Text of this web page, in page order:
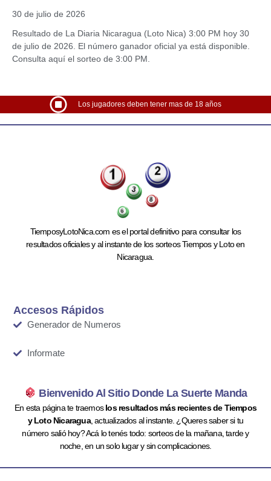
30 de julio de 2026
Resultado de La Diaria Nicaragua (Loto Nica) 3:00 PM hoy 30
de julio de 2026. El número ganador oficial ya está disponible.
Consulta aquí el sorteo de 3:00 PM.
Los jugadores deben tener mas de 18 años
TiemposyLotoNica.com es el portal definitivo para consultar los
resultados oficiales y al instante de los sorteos Tiempos y Loto en
Nicaragua.
Accesos Rápidos
Generador de Numeros
Informate
Bienvenido Al Sitio Donde La Suerte Manda
En esta página te traemoslos resultados más recientes de Tiempos
y Loto Nicaragua, actualizados al instante. ¿Queres saber si tu
número salió hoy? Acá lo tenés todo: sorteos de la mañana, tarde y
noche, en un solo lugar y sin complicaciones.